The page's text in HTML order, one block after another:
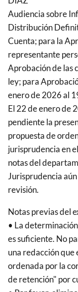
Audiencia sobre
Distribución
Cuenta; para la
representante
Aprobación de las
ley; para
enero de 2026 al
El 22 de enero de
pendiente la
propuesta de
jurisprudencia en
notas del
Jurisprudencia
revisión.
Notas previas del
• La
es suficiente. No
una redacción
ordenada por la
de retención" por